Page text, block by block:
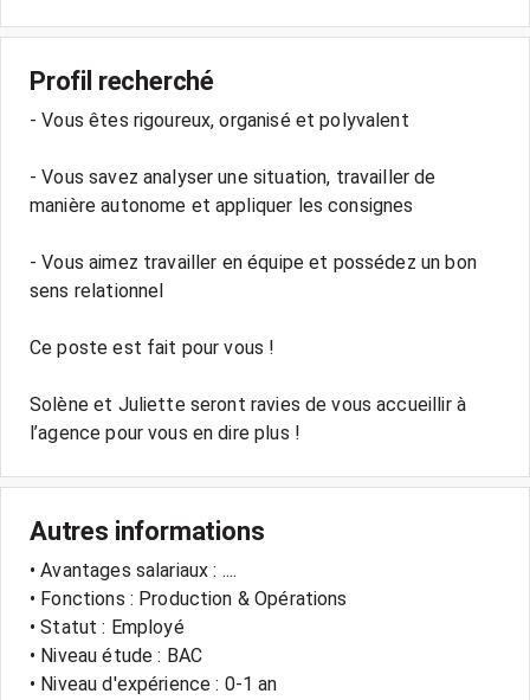
Profil recherché
- Vous êtes rigoureux, organisé et polyvalent
- Vous savez analyser une situation, travailler de
manière autonome et appliquer les consignes
- Vous aimez travailler en équipe et possédez un bon
sens relationnel
Ce poste est fait pour vous !
Solène et Juliette seront ravies de vous accueillir à
l’agence pour vous en dire plus !
Autres informations
• Avantages salariaux : ....
• Fonctions : Production & Opérations
• Statut : Employé
• Niveau étude : BAC
• Niveau d'expérience : 0-1 an